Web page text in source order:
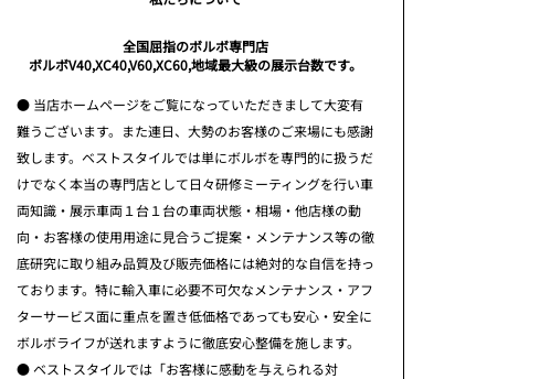
全国屈指のボルボ専門店
ボルボV40,XC40,V60,XC60,地域最大級の展示台数です。
● 当店ホームページをご覧になっていただきまして大変有
難うございます。また連日、大勢のお客様のご来場にも感謝
致します。ベストスタイルでは単にボルボを専門的に扱うだ
けでなく本当の専門店として日々研修ミーティングを行い車
両知識・展示車両１台１台の車両状態・相場・他店様の動
向・お客様の使用用途に見合うご提案・メンテナンス等の徹
底研究に取り組み品質及び販売価格には絶対的な自信を持っ
ております。特に輸入車に必要不可欠なメンテナンス・アフ
ターサービス面に重点を置き低価格であっても安心・安全に
ボルボライフが送れますように徹底安心整備を施します。
● ベストスタイルでは「お客様に感動を与えられる対